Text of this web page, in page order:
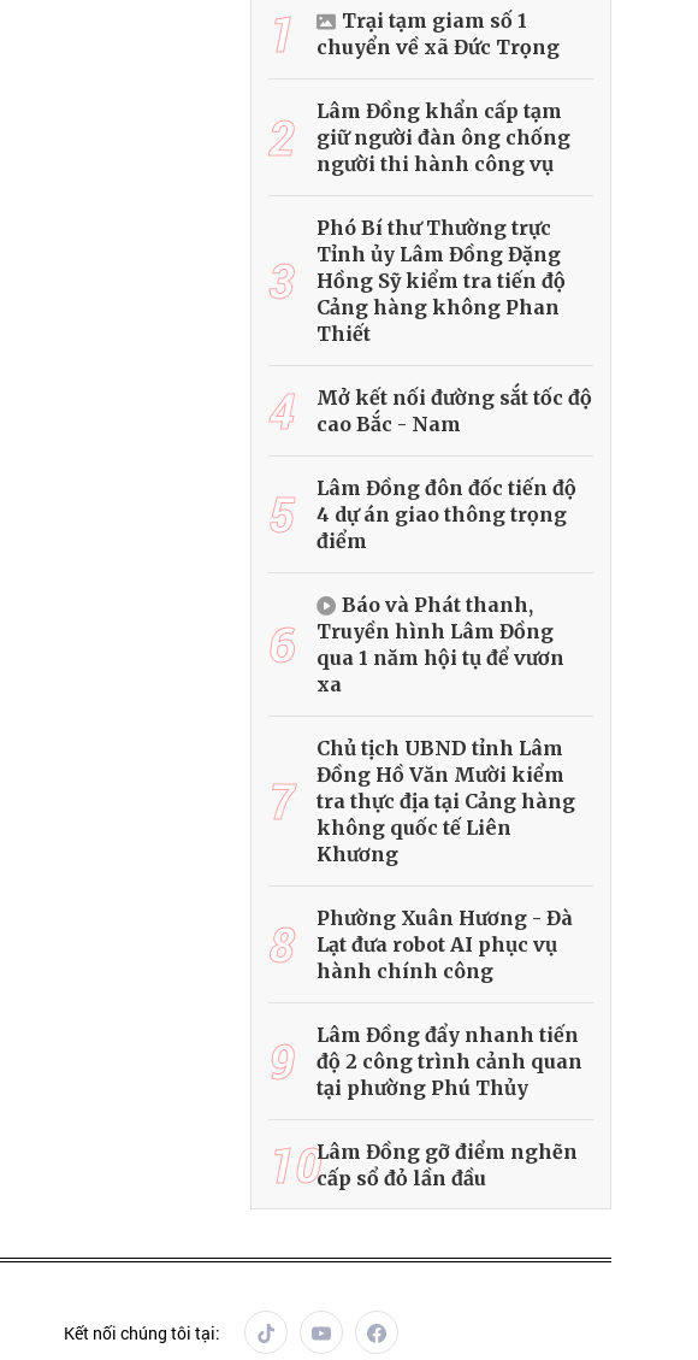
1
Trại tạm giam số 1
chuyển về xã Đức Trọng
2
Lâm Đồng khẩn cấp tạm
giữ người đàn ông chống
người thi hành công vụ
3
Phó Bí thư Thường trực
Tỉnh ủy Lâm Đồng Đặng
Hồng Sỹ kiểm tra tiến độ
Cảng hàng không Phan
Thiết
4
Mở kết nối đường sắt tốc độ
cao Bắc - Nam
5
Lâm Đồng đôn đốc tiến độ
4 dự án giao thông trọng
điểm
6
Báo và Phát thanh,
Truyền hình Lâm Đồng
qua 1 năm hội tụ để vươn
xa
7
Chủ tịch UBND tỉnh Lâm
Đồng Hồ Văn Mười kiểm
tra thực địa tại Cảng hàng
không quốc tế Liên
Khương
8
Phường Xuân Hương - Đà
Lạt đưa robot AI phục vụ
hành chính công
9
Lâm Đồng đẩy nhanh tiến
độ 2 công trình cảnh quan
tại phường Phú Thủy
10Lâm Đồng gỡ điểm nghẽn
cấp sổ đỏ lần đầu
Kết nối chúng tôi tại: